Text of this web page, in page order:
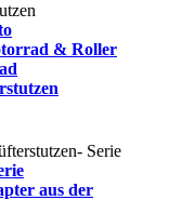
& Roller
Serie
aus der